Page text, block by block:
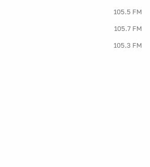
105.5 FM
105.7 FM
105.3 FM